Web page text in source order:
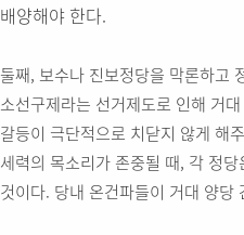
배양해야 한다.
둘째, 보수나 진보정당을 막론하고
소선구제라는 선거제도로 인해 거
갈등이 극단적으로 치닫지 않게 해
세력의 목소리가 존중될 때, 각 정
것이다. 당내 온건파들이 거대 양